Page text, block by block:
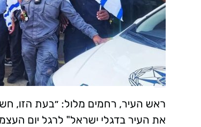
ראש העיר, רחמים מלול: ״בעת הזו,